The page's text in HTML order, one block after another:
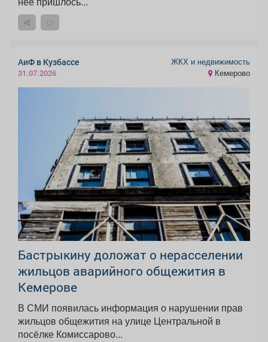
АиФ в Кузбассе
31.07.2026
ЖКХ и недвижимость
Кемерово
Бастрыкину доложат о нерасселении
жильцов аварийного общежития в
Кемерове
В СМИ появилась информация о нарушении прав
жильцов общежития на улице Центральной в
посёлке Комиссарово...